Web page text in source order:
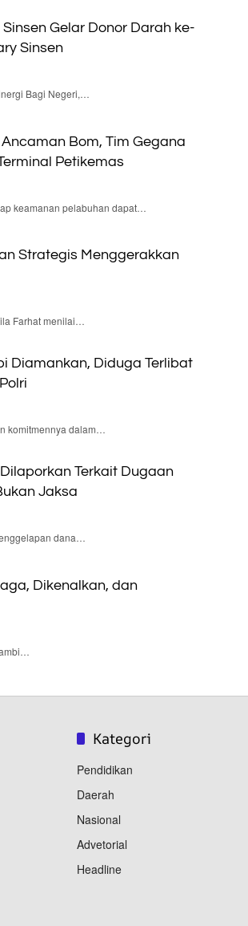
Gelar Donor Darah ke-
Sinsen
Bagi Negeri,…
Bom, Tim Gegana
Petikemas
keamanan pelabuhan dapat…
Strategis Menggerakkan
Farhat menilai…
Diamankan, Diduga Terlibat
komitmennya dalam…
Terkait Dugaan
Jaksa
dana…
Dikenalkan, dan
Kategori
Pendidikan
Daerah
Nasional
Advetorial
Headline